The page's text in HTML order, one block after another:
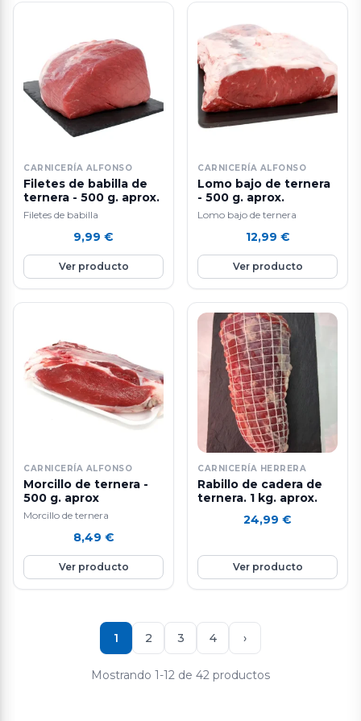
CARNICERÍA ALFONSO
Filetes de babilla de
ternera - 500 g. aprox.
Filetes de babilla
9,99 €
Ver producto
CARNICERÍA ALFONSO
Lomo bajo de ternera
- 500 g. aprox.
Lomo bajo de ternera
12,99 €
Ver producto
CARNICERÍA ALFONSO
Morcillo de ternera -
500 g. aprox
Morcillo de ternera
8,49 €
Ver producto
CARNICERÍA HERRERA
Rabillo de cadera de
ternera. 1 kg. aprox.
24,99 €
Ver producto
1 2 3 4 ›
Mostrando 1-12 de 42 productos